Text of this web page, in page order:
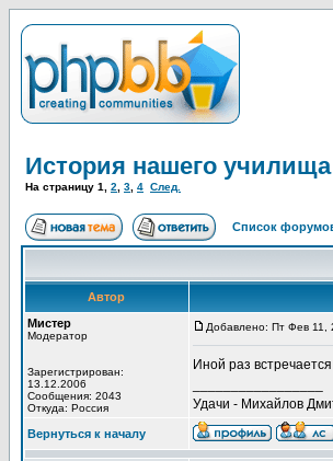
История нашего училища
На страницу 1 2 3 4 След.
Список
Автор
Мистер
Модератор
Зарегистрирован:
13.12.2006
Сообщения: 2043
Откуда: Россия
Добавлено: Пт Фев 11,
Иной раз
Удачи - Михайлов
Вернуться к началу